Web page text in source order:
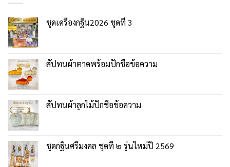
ชุดเครื่องกฐิน2026 ชุดที่ 3
สัปทนผ้าตาดพร้อมปักชื่อข้อความ
สัปทนผ้าลูกไม้ปักชื่อข้อความ
ชุดกฐินศรีมงคล ชุดที่ ๒ รุ่นใหม่ปี 2569